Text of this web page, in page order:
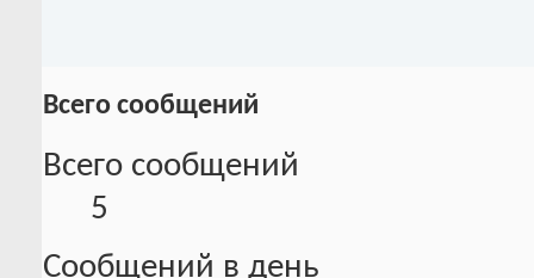
Всего сообщений
Всего сообщений
5
Сообщений в день